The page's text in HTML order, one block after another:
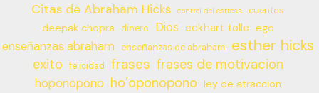
Citas de Abraham Hicks control del estress cuentos
deepak chopra dinero Dios eckhart tolle ego
enseñanzas abraham enseñanzas de abraham esther hicks
exito felicidad frases frases de motivacion
hoponopono ho’oponopono ley de atraccion